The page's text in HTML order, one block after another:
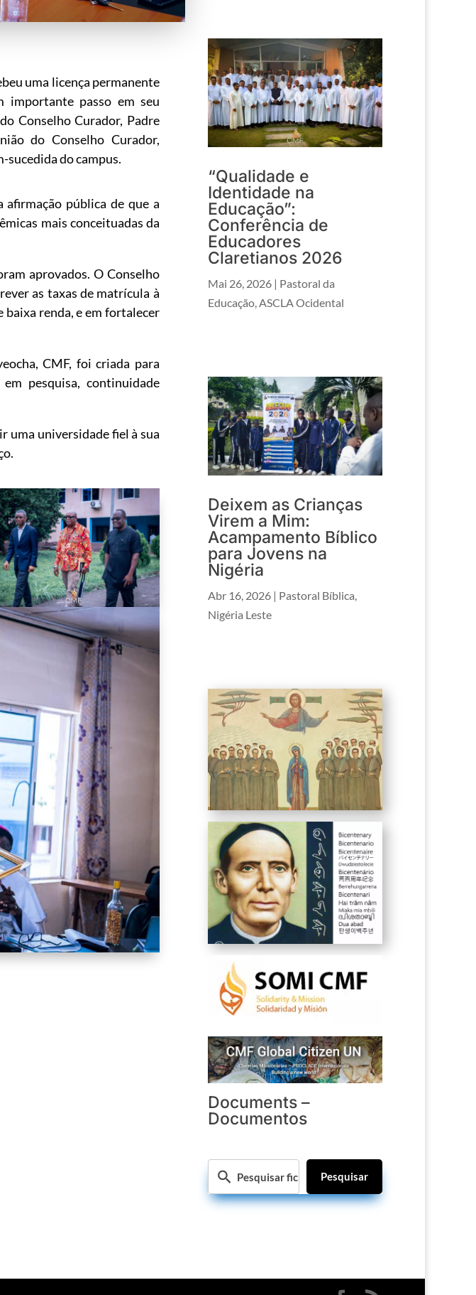
uma licença permanente
importante passo em seu
Conselho Curador, Padre
do Conselho Curador,
sucedida do campus.
afirmação pública de que a
mais conceituadas da
aprovados. O Conselho
as taxas de matrícula à
baixa renda, e em fortalecer
CMF, foi criada para
pesquisa, continuidade
uma universidade fiel à sua
“Qualidade e
Identidade na
Educação”:
Conferência de
Educadores
Claretianos 2026
Mai 26, 2026 | Pastoral da
Educação,ASCLA Ocidental
Deixem as Crianças
Virem a Mim:
Acampamento Bíblico
para Jovens na
Nigéria
Abr 16, 2026 | Pastoral Bíblica
Nigéria Leste
Documents –
Documentos
Pesquisar